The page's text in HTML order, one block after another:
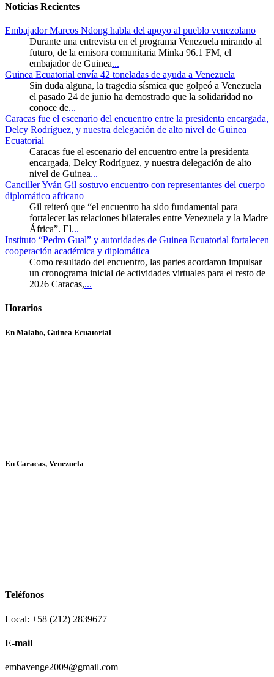
Noticias Recientes
Embajador Marcos Ndong habla del apoyo al pueblo venezolano
Durante una entrevista en el programa Venezuela mirando al
futuro, de la emisora comunitaria Minka 96.1 FM, el
embajador de Guinea...
Guinea Ecuatorial envía 42 toneladas de ayuda a Venezuela
Sin duda alguna, la tragedia sísmica que golpeó a Venezuela
el pasado 24 de junio ha demostrado que la solidaridad no
conoce de...
Caracas fue el escenario del encuentro entre la presidenta encargada,
Delcy Rodríguez, y nuestra delegación de alto nivel de Guinea
Ecuatorial
Caracas fue el escenario del encuentro entre la presidenta
encargada, Delcy Rodríguez, y nuestra delegación de alto
nivel de Guinea...
Canciller Yván Gil sostuvo encuentro con representantes del cuerpo
diplomático africano
Gil reiteró que “el encuentro ha sido fundamental para
fortalecer las relaciones bilaterales entre Venezuela y la Madre
África”. El...
Instituto “Pedro Gual” y autoridades de Guinea Ecuatorial fortalecen
cooperación académica y diplomática
Como resultado del encuentro, las partes acordaron impulsar
un cronograma inicial de actividades virtuales para el resto de
2026 Caracas,...
Horarios
En Malabo, Guinea Ecuatorial
En Caracas, Venezuela
Teléfonos
Local: +58 (212) 2839677
E-mail
embavenge2009@gmail.com